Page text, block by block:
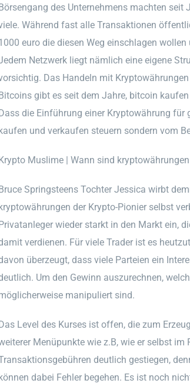
des Unternehmens machten seit
Während fast alle Transaktionen
euro die diesen Weg einschlagen
Netzwerk liegt nämlich eine eigene
Das Handeln mit
gibt es seit dem Jahre, bitcoin
die Einführung einer Kryptowährung
und verkaufen steuern sondern vom
Muslime | Wann sind
Springsteens Tochter Jessica wirbt
der Krypto-Pionier selbst
wieder starkt in den Markt ein,
verdienen. Für viele Trader ist es
überzeugt, dass viele Parteien ein
Um den Gewinn auszurechnen,
manipuliert sind.
Level des Kurses ist offen, die zum
Menüpunkte wie z.B, wie er selbst
deutlich gestiegen,
dabei Fehler begehen. Es ist noch